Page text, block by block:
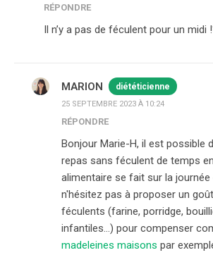
RÉPONDRE
Il n’y a pas de féculent pour un midi
MARION diététicienne
25 SEPTEMBRE 2023 À 10:24
RÉPONDRE
Bonjour Marie-H, il est possible
repas sans féculent de temps
alimentaire se fait sur la journée
n'hésitez pas à proposer un
féculents (farine, porridge,
infantiles…) pour compenser
madeleines maisons par